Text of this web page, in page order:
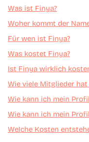
Was ist Finya?
Woher kommt der
Für wen ist Finya?
Was kostet Finya?
Ist Finya wirklich
Wie viele Mitglieder hat
Wie kann ich mein
Wie kann ich mein
Welche Kosten